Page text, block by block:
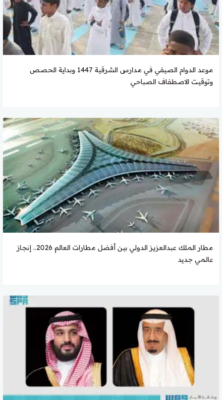
موعد الدوام الصيفي في مدارس الشرقية 1447 وبداية الحصص
وتوقيت الاصطفاف الصباحي
مطار الملك عبدالعزيز الدولي بين أفضل مطارات العالم 2026.. إنجاز
عالمي جديد